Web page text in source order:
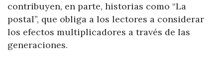
contribuyen, en parte, historias como “La
postal”, que obliga a los lectores a considerar
los efectos multiplicadores a través de las
generaciones.